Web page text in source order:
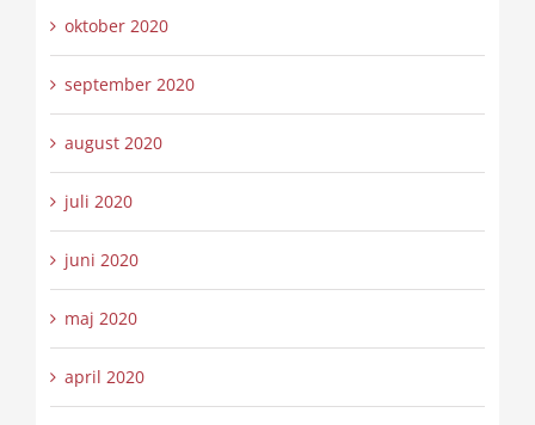
oktober 2020
september 2020
august 2020
juli 2020
juni 2020
maj 2020
april 2020